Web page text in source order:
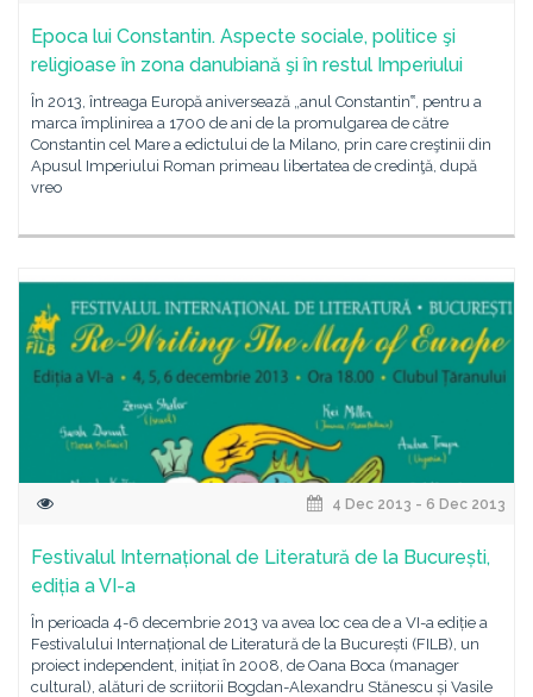
Epoca lui Constantin. Aspecte sociale, politice şi
religioase în zona danubiană şi în restul Imperiului
În 2013, întreaga Europă aniversează „anul Constantin‟, pentru a
marca împlinirea a 1700 de ani de la promulgarea de către
Constantin cel Mare a edictului de la Milano, prin care creştinii din
Apusul Imperiului Roman primeau libertatea de credinţă, după
vreo
4 Dec 2013 - 6 Dec 2013
Festivalul Internațional de Literatură de la București,
ediția a VI-a
În perioada 4-6 decembrie 2013 va avea loc cea de a VI-a ediție a
Festivalului Internațional de Literatură de la București (FILB), un
proiect independent, inițiat în 2008, de Oana Boca (manager
cultural), alături de scriitorii Bogdan-Alexandru Stănescu și Vasile